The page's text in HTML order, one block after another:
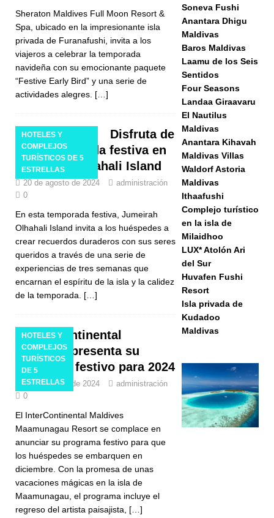
Sheraton Maldives Full Moon Resort &
Spa, ubicado en la impresionante isla
privada de Furanafushi, invita a los
viajeros a celebrar la temporada
navideña con su emocionante paquete
“Festive Early Bird” y una serie de
actividades alegres. […]
HOTELES Y
COMPLEJOS
TURÍSTICOS DE 5
ESTRELLAS
Disfruta de
esta temporada festiva en
Jumeirah Olhahali Island
20 de agosto de 2024
administración
0
En esta temporada festiva, Jumeirah
Olhahali Island invita a los huéspedes a
crear recuerdos duraderos con sus seres
queridos a través de una serie de
experiencias de tres semanas que
encarnan el espíritu de la isla y la calidez
de la temporada. […]
HOTELES Y
COMPLEJOS
TURÍSTICOS
DE 5
ESTRELLAS
InterContinental
Maldives presenta su
programa festivo para 2024
13 de agosto de 2024
administración
0
El InterContinental Maldives
Maamunagau Resort se complace en
anunciar su programa festivo para que
los huéspedes se embarquen en
diciembre. Con la promesa de unas
vacaciones mágicas en la isla de
Maamunagau, el programa incluye el
regreso del artista paisajista, […]
Soneva Fushi
Anantara Dhigu
Maldivas
Baros Maldivas
Laamu de los Seis
Sentidos
Four Seasons
Landaa Giraavaru
El Nautilus
Maldivas
Anantara Kihavah
Maldivas Villas
Waldorf Astoria
Maldivas
Ithaafushi
Complejo turístico
en la isla de
Milaidhoo
LUX* Atolón Ari
del Sur
Huvafen Fushi
Resort
Isla privada de
Kudadoo
Maldivas